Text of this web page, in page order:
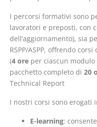
I percorsi formativi sono
lavoratori e preposti, con
dell’aggiornamento), sia
RSPP/ASPP, offrendo
(4 ore per ciascun
pacchetto completo di 20
Technical Report
I nostri corsi sono erogati
E-learning: